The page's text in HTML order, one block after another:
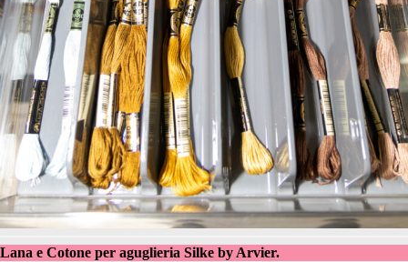
Lana e Cotone per aguglieria Silke by Arvier.